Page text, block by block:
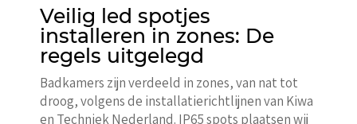
Veilig led spotjes
installeren in zones: De
regels uitgelegd
Badkamers zijn verdeeld in zones, van nat tot
droog, volgens de installatierichtlijnen van Kiwa
en Techniek Nederland. IP65 spots plaatsen wij